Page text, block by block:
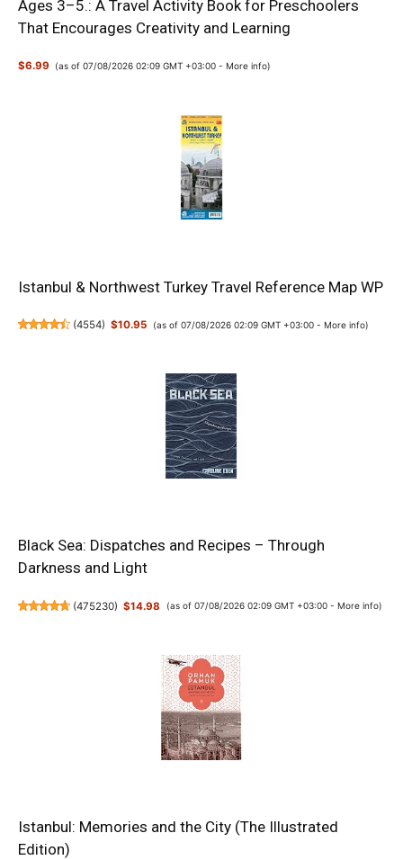
Ages 3–5.: A Travel Activity Book for Preschoolers
That Encourages Creativity and Learning
$6.99 (as of 07/08/2026 02:09 GMT +03:00 -More info)
Istanbul & Northwest Turkey Travel Reference Map WP
(4554) $10.95 (as of 07/08/2026 02:09 GMT +03:00 - More info)
Black Sea: Dispatches and Recipes – Through
Darkness and Light
(475230) $14.98 (as of 07/08/2026 02:09 GMT +03:00 - More info)
Istanbul: Memories and the City (The Illustrated
Edition)